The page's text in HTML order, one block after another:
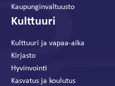
Kaupunginvaltuusto
Kulttuuri
Kulttuuri ja vapaa-aika
Kirjasto
Hyvinvointi
Kasvatus ja koulutus